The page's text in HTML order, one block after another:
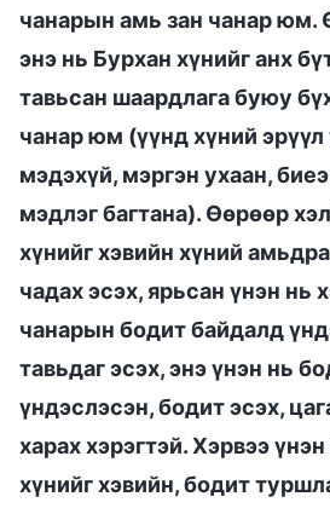
чанарын амь зан чанар юм.
энэ нь Бурхан хүнийг анх
тавьсан шаардлага буюу
чанар юм (үүнд хүний эрүүл
мэдэхүй, мэргэн ухаан,
мэдлэг багтана). Ѳөрөөр
хүнийг хэвийн хүний
чадах эсэх, ярьсан үнэн нь
чанарын бодит байдалд
тавьдаг эсэх, энэ үнэн нь
үндэслэсэн, бодит эсэх,
харах хэрэгтэй. Хэрвээ
хүнийг хэвийн, бодит